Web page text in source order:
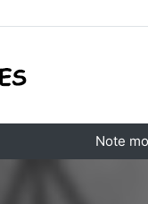
Note